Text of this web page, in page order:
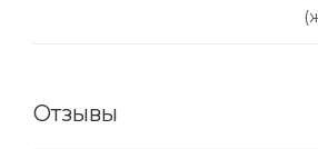
Отзывы